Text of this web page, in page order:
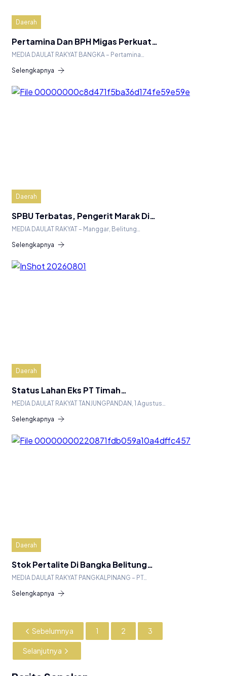
Daerah
​Pertamina Dan BPH Migas Perkuat…
​MEDIA DAULAT RAKYAT BANGKA – Pertamina…
Selengkapnya
Daerah
SPBU Terbatas, Pengerit Marak Di…
MEDIA DAULAT RAKYAT – Manggar, Belitung…
Selengkapnya
Daerah
Status Lahan Eks PT Timah…
MEDIA DAULAT RAKYAT TANJUNGPANDAN, 1 Agustus…
Selengkapnya
Daerah
Stok Pertalite Di Bangka Belitung…
MEDIA DAULAT RAKYAT PANGKALPINANG – PT…
Selengkapnya
Sebelumnya 1 2 3
Selanjutnya